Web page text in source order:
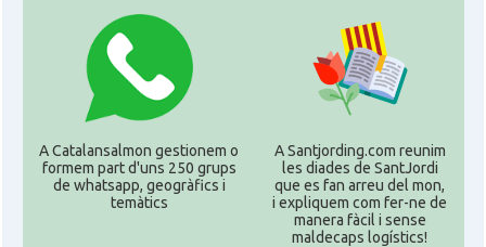
A Catalansalmon gestionem o
formem part d'uns 250 grups
de whatsapp, geogràfics i
temàtics
A Santjording.com reunim
les diades de SantJordi
que es fan arreu del mon,
i expliquem com fer-ne de
manera fàcil i sense
maldecaps logí­stics!